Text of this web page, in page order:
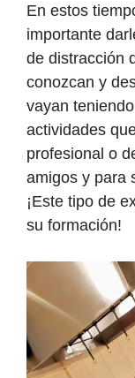
En estos
importante
de distracción
conozcan y
vayan
actividades
profesional o
amigos y para
¡Este tipo de
su formación!